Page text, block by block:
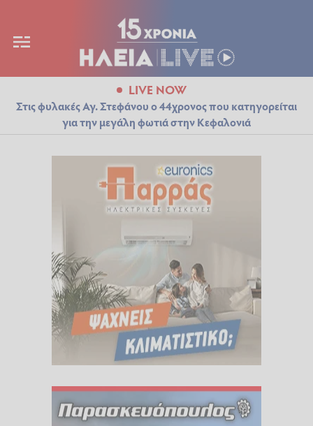
LIVE NOW
Στις φυλακές Αγ. Στεφάνου ο 44χρονος που κατηγορείται
για την μεγάλη φωτιά στην Κεφαλονιά